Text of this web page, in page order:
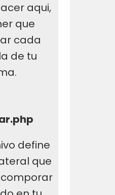
aqui,
que
cada
de tu
define
que